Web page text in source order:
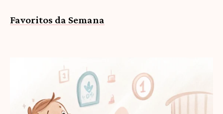
Favoritos da Semana